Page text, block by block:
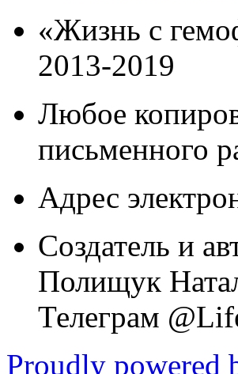
«Жизнь с
2013-2019
Любое
письменного
Адрес
Создатель и
Полищук
Телеграм
Proudly powered